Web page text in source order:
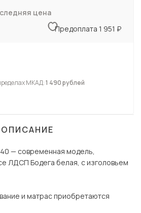
цена
Предоплата 1 951 ₽
МКАД:1 490 рублей
ОПИСАНИЕ
— современная модель,
ЛДСП Бодега белая, с изголовьем
и матрас приобретаются